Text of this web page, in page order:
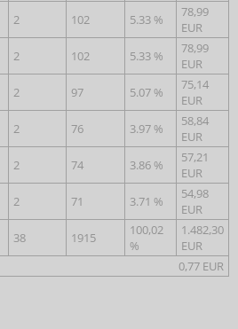
2 102 5.33 %
78,99
EUR
2 102 5.33 %
78,99
EUR
2 97 5.07 %
75,14
EUR
2 76 3.97 %
58,84
EUR
2 74 3.86 %
57,21
EUR
2 71 3.71 %
54,98
EUR
38 1915
100,02
%
1.482,30
EUR
0,77 EUR